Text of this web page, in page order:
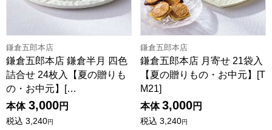
鎌倉五郎本店
鎌倉五郎本店 鎌倉半月 四色
詰合せ 24枚入【夏の贈りも
の・お中元】[…
本体 3,000円
税込 3,240円
鎌倉五郎本店
鎌倉五郎本店 月寄せ 21袋入
【夏の贈りもの・お中元】[T
M21]
本体 3,000円
税込 3,240円